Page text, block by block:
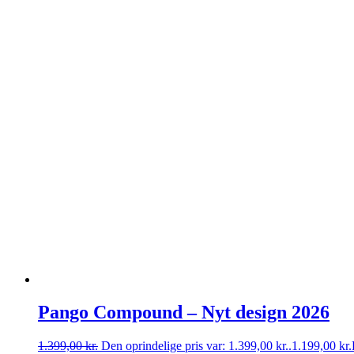
Pango Compound – Nyt design 2026
1.399,00kr. Den oprindelige pris var: 1.399,00 kr..1.199,00 kr.